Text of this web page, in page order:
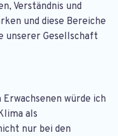
Verständnis und
und diese Bereiche
unserer Gesellschaft
würde ich
als
nur bei den